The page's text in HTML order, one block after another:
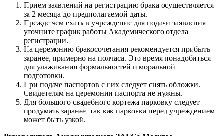
Прием заявлений на регистрацию брака осуществляется
за 2 месяца до предполагаемой даты.
Прежде чем ехать в учреждение для подачи заявления
уточните график работы Академического отдела
регистрации.
На церемонию бракосочетания рекомендуется прибыть
заранее, примерно на полчаса. Это время понадобиться
для улаживания формальностей и моральной
подготовки.
При подаче паспортов с них следует снять обложки.
Свидетелям на церемонии паспорта не нужны.
Для большого свадебного кортежа парковку следует
продумать заранее, так как парковка перед учреждением
может быть узкой.